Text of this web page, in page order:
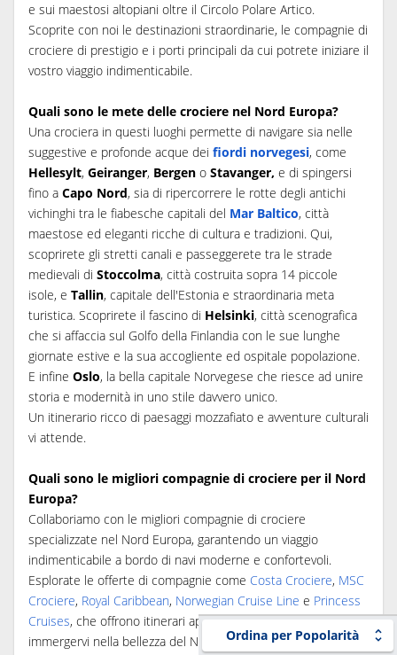
Ordina per Popolarità
e sui maestosi altopiani oltre il Circolo Polare Artico.
Scoprite con noi le destinazioni straordinarie, le compagnie di
crociere di prestigio e i porti principali da cui potrete iniziare il
vostro viaggio indimenticabile.
Quali sono le mete delle crociere nel Nord Europa?
Una crociera in questi luoghi permette di navigare sia nelle
suggestive e profonde acque dei fiordi norvegesi, come
Hellesylt, Geiranger, Bergen o Stavanger, e di spingersi
fino a Capo Nord, sia di ripercorrere le rotte degli antichi
vichinghi tra le fiabesche capitali del Mar Baltico, città
maestose ed eleganti ricche di cultura e tradizioni. Qui,
scoprirete gli stretti canali e passeggerete tra le strade
medievali di Stoccolma, città costruita sopra 14 piccole
isole, e Tallin, capitale dell'Estonia e straordinaria meta
turistica. Scoprirete il fascino di Helsinki, città scenografica
che si affaccia sul Golfo della Finlandia con le sue lunghe
giornate estive e la sua accogliente ed ospitale popolazione.
E infine Oslo, la bella capitale Norvegese che riesce ad unire
storia e modernità in uno stile davvero unico.
Un itinerario ricco di paesaggi mozzafiato e avventure culturali
vi attende.
Quali sono le migliori compagnie di crociere per il Nord
Europa?
Collaboriamo con le migliori compagnie di crociere
specializzate nel Nord Europa, garantendo un viaggio
indimenticabile a bordo di navi moderne e confortevoli.
Esplorate le offerte di compagnie come Costa Crociere, MSC
Crociere, Royal Caribbean, Norwegian Cruise Line e Princess
Cruises, che offrono itinerari appositamente progettati per
immergervi nella bellezza del Nord Europa.